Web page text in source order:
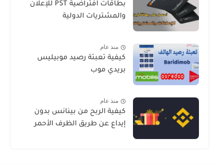
بطاقات افتراضية PST للإعلان
والمشتريات الدولية
منذ عام
كيفية تعبئة رصيد موبيليس
بريدي موب
منذ عام
كيفية الربح من بينانس بدون
إيداع عن طريق الظرف الأحمر